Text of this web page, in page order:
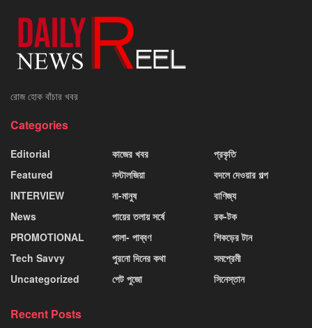
রোজ হোক বাঁচার খবর
Categories
Editorial
Featured
INTERVIEW
News
PROMOTIONAL
Tech Savvy
Uncategorized
কাজের খবর
নস্টালজিয়া
না-মানুষ
পায়ের তলায় সর্ষে
পালা- পাব্বণ
পুরনো দিনের কথা
পেট পুজো
প্রকৃতি
বদলে দেওয়ার গল্প
বাণিজ্য
রক-টক
শিকড়ের টান
সমপ্রেমী
সিনেস্তান
Recent Posts